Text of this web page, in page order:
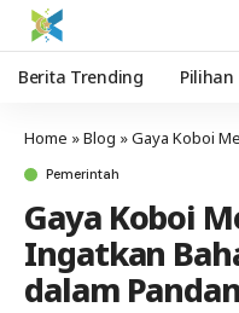
Berita Trending Pilihan
Home »Blog »Gaya Koboi Menkeu,
Pemerintah
Gaya Koboi
Ingatkan
dalam